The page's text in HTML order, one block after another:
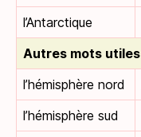
l’Antarctique
Autres mots utiles
l’hémisphère nord
l’hémisphère sud